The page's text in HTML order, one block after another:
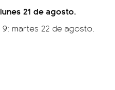
21 de agosto.
9: martes 22 de agosto.